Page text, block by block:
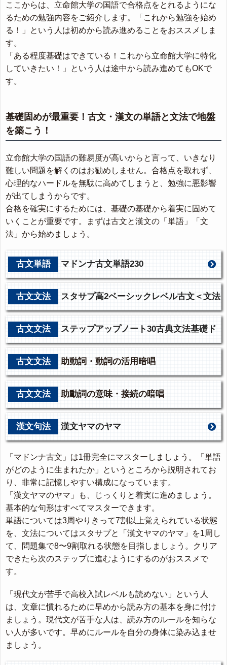
ここからは、立命館大学の国語で合格点をとれるようにな
るための勉強内容をご紹介します。「これから勉強を始め
る！」という人は初めから読み進めることをおススメしま
す。
「ある程度基礎はできている！これから立命館大学に特化
していきたい！」という人は途中から読み進めてもOKで
す。
基礎固めが最重要！古文・漢文の単語と文法で地盤
を築こう！
立命館大学の国語の難易度が高いからと言って、いきなり
難しい問題を解くのはお勧めしません。合格点を取れず、
心理的なハードルを無駄に高めてしまうと、勉強に悪影響
が出てしまうからです。
合格を確実にするためには、基礎の基礎から着実に固めて
いくことが重要です。まずは古文と漢文の「単語」「文
法」から始めましょう。
古文単語 マドンナ古文単語230
古文文法 スタサプ高2ベーシックレベル古文＜文法
編＞
古文文法 ステップアップノート30古典文法基礎ド
リル
古文文法 助動詞・動詞の活用暗唱
古文文法 助動詞の意味・接続の暗唱
漢文句法 漢文ヤマのヤマ
「マドンナ古文」は1冊完全にマスターしましょう。「単語
がどのように生まれたか」というところから説明されてお
り、非常に記憶しやすい構成になっています。
「漢文ヤマのヤマ」も、じっくりと着実に進めましょう。
基本的な句形はすべてマスターできます。
単語については3周やりきって7割以上覚えられている状態
を、文法についてはスタサプと「漢文ヤマのヤマ」を1周し
て、問題集で8〜9割取れる状態を目指しましょう。クリア
できたら次のステップに進むようにするのがおススメで
す。
「現代文が苦手で高校入試レベルも読めない」という人
は、文章に慣れるために早めから読み方の基本を身に付け
ましょう。現代文が苦手な人は、読み方のルールを知らな
い人が多いです。早めにルールを自分の身体に染み込ませ
ましょう。